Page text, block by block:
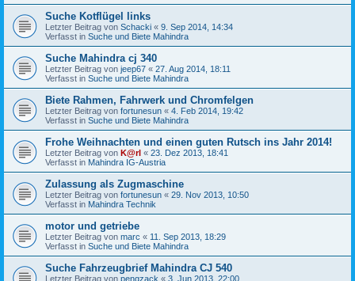
Suche Kotflügel links
Letzter Beitrag von Schacki « 9. Sep 2014, 14:34
Verfasst in Suche und Biete Mahindra
Suche Mahindra cj 340
Letzter Beitrag von jeep67 « 27. Aug 2014, 18:11
Verfasst in Suche und Biete Mahindra
Biete Rahmen, Fahrwerk und Chromfelgen
Letzter Beitrag von fortunesun « 4. Feb 2014, 19:42
Verfasst in Suche und Biete Mahindra
Frohe Weihnachten und einen guten Rutsch ins Jahr 2014!
Letzter Beitrag von K@rl « 23. Dez 2013, 18:41
Verfasst in Mahindra IG-Austria
Zulassung als Zugmaschine
Letzter Beitrag von fortunesun « 29. Nov 2013, 10:50
Verfasst in Mahindra Technik
motor und getriebe
Letzter Beitrag von marc « 11. Sep 2013, 18:29
Verfasst in Suche und Biete Mahindra
Suche Fahrzeugbrief Mahindra CJ 540
Letzter Beitrag von pengzack « 3. Jun 2013, 22:00